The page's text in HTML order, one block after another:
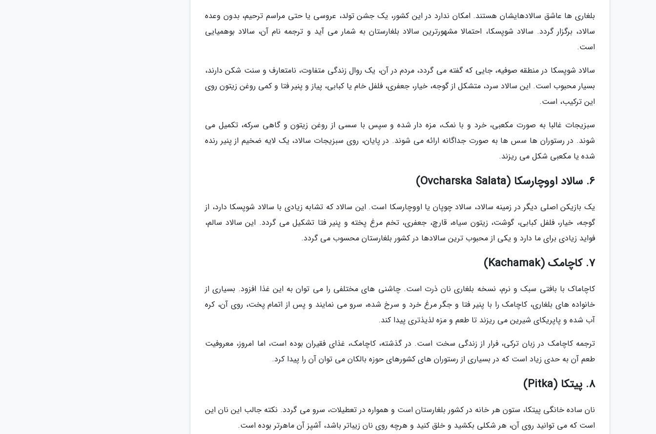
بلغاری ها عاشق سالادهایشان هستند. امکان ندارد در این کشور، یک جشن تولد، عروسی یا حتی مراسم ترحیم، بدون وعده
سالاد، برگزار گردد. سالاد شوپسکا، احتمالا مشهورترین سالاد بلغارستان به شمار می آید و ترجمه نام آن، سالاد بوهمیایی
است.
سالاد شوپسکا در منطقه صوفیه، جایی که گفته می گردد، مردم در آن، یک روال زندگی متفاوت، نامتعارف و سنت شکن دارند،
بسیار محبوب است. این سالاد سرد، متشکل از گوجه، خیار، جعفری، فلفل خام یا کبابی، پیاز و پنیر فتا و کمی روغن زیتون روی
این ترکیب، است.
سبزیجات غالبا به صورت مکعبی، خرد و با نمک، مزه دار شده و سپس با سسی از روغن زیتون و گاهی سرکه، تکمیل می
شوند. در رستوران ها سس ها به صورت جداگانه ارائه می شوند. در پایان، روی سبزیجات سالاد، یک لایه ضخیم از پنیر رنده
شده یا مکعبی شکل می ریزند.
6. سالاد اووچارسکا (Ovcharska Salata)
یک بازیکن اصلی دیگر در زمینه سالاد، سالاد چوپان یا اووچارسکا است. این سالاد که تشابه زیادی با سالاد شوپسکا دارد، از
گوجه، خیار، فلفل کبابی، گوشت، زیتون سیاه، قارچ، جعفری، تخم مرغ پخته و پنیر فتا تشکیل می گردد. این سالاد سالم،
فواید زیادی برای ما دارد و یکی از محبوب ترین سالادها در کشور بلغارستان محسوب می گردد.
7. کاچامک (Kachamak)
کاچاماک با بافتی سبک و نرم، نسخه بلغاری نان ذرت است. چاشنی های مختلفی را می توان به این غذا افزود. بسیاری از
خانواده های بلغاری، کاچامک را با پنیر فتا و جگر مرغ خرد و سرخ شده، سرو می نمایند و پس از اتمام پخت، روی آن، کره
آب شده و پاپریکای شیرین می ریزند تا طعم و مزه لذیذتری پیدا کند.
ترجمه کاچامک در زبان ترکی، فرار از زندگی سخت است. در گذشته، کاچامک، غذای فقیران بوده است، اما امروز، معروفیت
طعم آن به حدی زیاد است که در بسیاری از رستوران های کشورهای حوزه بالکان می توان آن را پیدا کرد.
8. پیتکا (Pitka)
نان ساده خانگی پیتکا، ستون هر خانه در کشور بلغارستان است و همواره در تعطیلات، سرو می گردد. نکته جالب این نان این
است که می توانید روی آن، هر شکلی بکشید و خلق کنید و هرچه روی نان زیباتر باشد، آشپز آن ماهرتر بوده است.